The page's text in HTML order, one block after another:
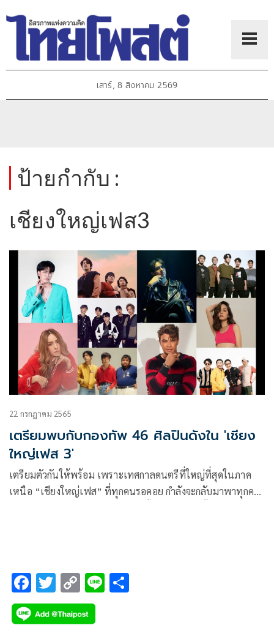
เสาร์, 8 สิงหาคม 2569
ป้ายกำกับ :
เชียงใหญ่เฟส3
22 กรกฎาคม 2565
เตรียมพบกับกองทัพ 46 ศิลปินดังใน 'เชียง
ใหญ่เฟส 3'
เตรียมตัวกันให้พร้อม เพราะเทศกาลดนตรีที่ใหญ่ที่สุดในภาค
เหนือ “เชียงใหญ่เฟส” ที่ทุกคนรอคอย กำลังจะกลับมาพาทุกคน
F
ac
e
T
wi
tt
C
o
p
Li